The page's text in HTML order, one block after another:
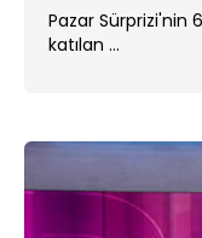
Pazar Sürprizi'nin
katılan ...